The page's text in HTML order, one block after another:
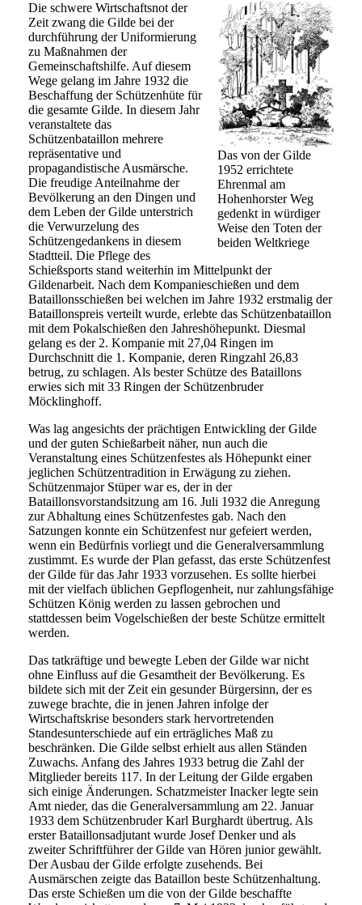
Das von der Gilde
1952 errichtete
Ehrenmal am
Hohenhorster Weg
gedenkt in würdiger
Weise den Toten der
beiden Weltkriege
Die schwere Wirtschaftsnot der
Zeit zwang die Gilde bei der
durchführung der Uniformierung
zu Maßnahmen der
Gemeinschaftshilfe. Auf diesem
Wege gelang im Jahre 1932 die
Beschaffung der Schützenhüte für
die gesamte Gilde. In diesem Jahr
veranstaltete das
Schützenbataillon mehrere
repräsentative und
propagandistische Ausmärsche.
Die freudige Anteilnahme der
Bevölkerung an den Dingen und
dem Leben der Gilde unterstrich
die Verwurzelung des
Schützengedankens in diesem
Stadtteil. Die Pflege des
Schießsports stand weiterhin im Mittelpunkt der
Gildenarbeit. Nach dem Kompanieschießen und dem
Bataillonsschießen bei welchen im Jahre 1932 erstmalig der
Bataillonspreis verteilt wurde, erlebte das Schützenbataillon
mit dem Pokalschießen den Jahreshöhepunkt. Diesmal
gelang es der 2. Kompanie mit 27,04 Ringen im
Durchschnitt die 1. Kompanie, deren Ringzahl 26,83
betrug, zu schlagen. Als bester Schütze des Bataillons
erwies sich mit 33 Ringen der Schützenbruder
Möcklinghoff.
Was lag angesichts der prächtigen Entwickling der Gilde
und der guten Schießarbeit näher, nun auch die
Veranstaltung eines Schützenfestes als Höhepunkt einer
jeglichen Schützentradition in Erwägung zu ziehen.
Schützenmajor Stüper war es, der in der
Bataillonsvorstandsitzung am 16. Juli 1932 die Anregung
zur Abhaltung eines Schützenfestes gab. Nach den
Satzungen konnte ein Schützenfest nur gefeiert werden,
wenn ein Bedürfnis vorliegt und die Generalversammlung
zustimmt. Es wurde der Plan gefasst, das erste Schützenfest
der Gilde für das Jahr 1933 vorzusehen. Es sollte hierbei
mit der vielfach üblichen Gepflogenheit, nur zahlungsfähige
Schützen König werden zu lassen gebrochen und
stattdessen beim Vogelschießen der beste Schütze ermittelt
werden.
Das tatkräftige und bewegte Leben der Gilde war nicht
ohne Einfluss auf die Gesamtheit der Bevölkerung. Es
bildete sich mit der Zeit ein gesunder Bürgersinn, der es
zuwege brachte, die in jenen Jahren infolge der
Wirtschaftskrise besonders stark hervortretenden
Standesunterschiede auf ein erträgliches Maß zu
beschränken. Die Gilde selbst erhielt aus allen Ständen
Zuwachs. Anfang des Jahres 1933 betrug die Zahl der
Mitglieder bereits 117. In der Leitung der Gilde ergaben
sich einige Änderungen. Schatzmeister Inacker legte sein
Amt nieder, das die Generalversammlung am 22. Januar
1933 dem Schützenbruder Karl Burghardt übertrug. Als
erster Bataillonsadjutant wurde Josef Denker und als
zweiter Schriftführer der Gilde van Hören junior gewählt.
Der Ausbau der Gilde erfolgte zusehends. Bei
Ausmärschen zeigte das Bataillon beste Schützenhaltung.
Das erste Schießen um die von der Gilde beschaffte